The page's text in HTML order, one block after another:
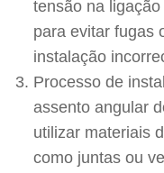
tensão na
para evitar fugas
instalação
Processo de
assento angular
utilizar materiais
como juntas ou